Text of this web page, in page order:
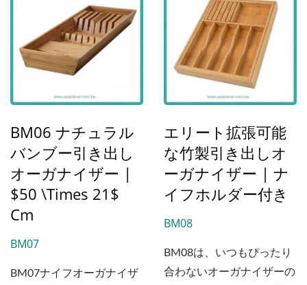
表面を提供します。厚さ
2.5cmのたっぷりとしたサ
イズと組み込まれたジュー
ス溝により、耐久性とクリ
備え、どんなキッチンにも
BM06 ナチュラル
バンブー引き出し
オーガナイザー |
$50 \times 21$
Cm
BM07
BM07ナイフオーガナイザ
エリート拡張可能
な竹製引き出しオ
ーガナイザー | ナ
イフホルダー付き
BM08
BM08は、いつもぴったり
合わないオーガナイザーの